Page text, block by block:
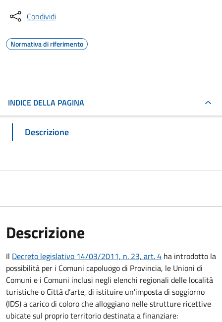
Condividi
Normativa di riferimento
INDICE DELLA PAGINA
Descrizione
Descrizione
Il Decreto legislativo 14/03/2011, n. 23, art. 4 ha introdotto la
possibilità per i Comuni capoluogo di Provincia, le Unioni di
Comuni e i Comuni inclusi negli elenchi regionali delle località
turistiche o Città d’arte, di istituire un'imposta di soggiorno
(IDS) a carico di coloro che alloggiano nelle strutture ricettive
ubicate sul proprio territorio destinata a finanziare: